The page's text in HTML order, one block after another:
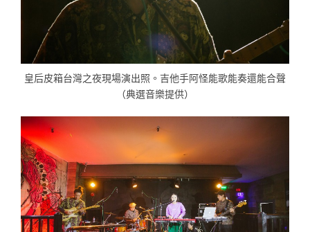
皇后皮箱台灣之夜現場演出照。吉他手阿怪能歌能奏還能合聲
（典選音樂提供）